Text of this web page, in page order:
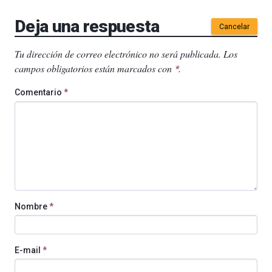
Deja una respuesta Cancelar
Tu dirección de correo electrónico no será publicada. Los
campos obligatorios están marcados con *.
Comentario *
Nombre*
E-mail *